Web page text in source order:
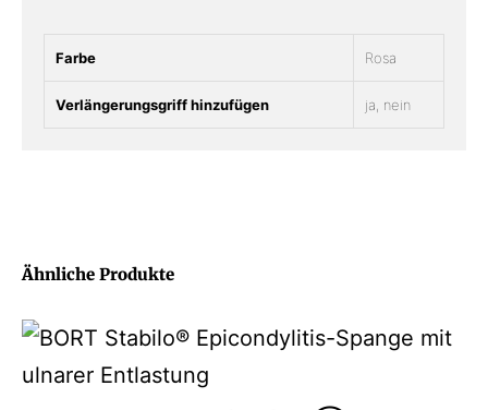
Farbe Rosa
Verlängerungsgriff hinzufügen ja, nein
Ähnliche Produkte